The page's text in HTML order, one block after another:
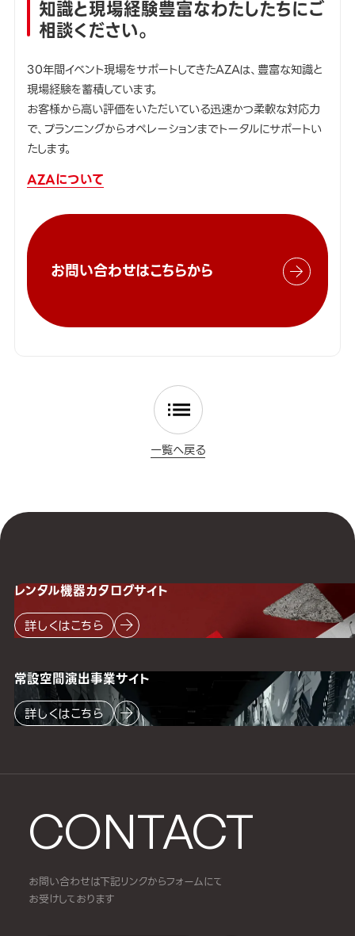
知識と現場経験豊富なわたしたちにご
相談ください。
30年間イベント現場をサポートしてきたAZAは、豊富な知識と
現場経験を蓄積しています。
お客様から高い評価をいただいている迅速かつ柔軟な対応力
で、プランニングからオペレーションまでトータルにサポートい
たします。
AZAについて
お問い合わせはこちらから
一覧へ戻る
CONTACT
お問い合わせは下記リンクからフォームにて
お受けしております
レンタル機器カタログサイト
詳しくはこちら
常設空間演出事業サイト
詳しくはこちら